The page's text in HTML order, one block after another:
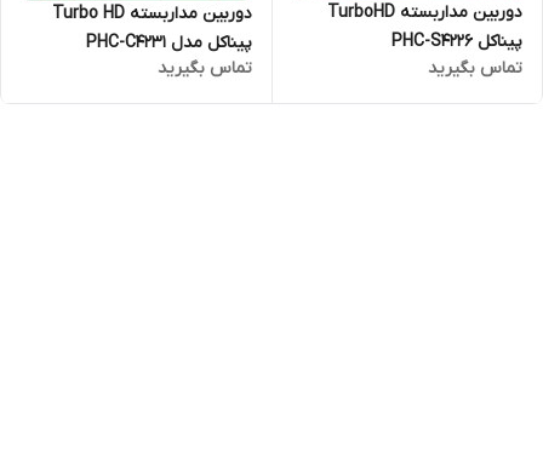
دوربین مداربسته TurboHD
پیناکل PHC-S4226
تماس بگیرید
دوربین مداربسته Turbo HD
پیناکل مدل PHC-C4231
تماس بگیرید